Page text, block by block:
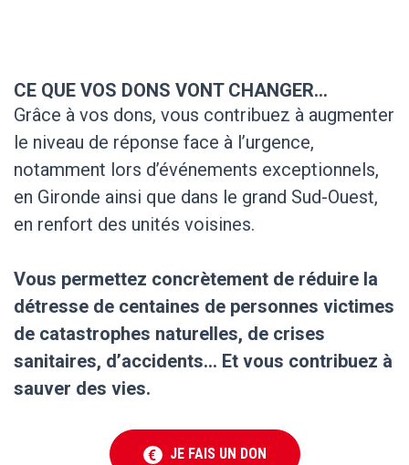
CE QUE VOS DONS VONT CHANGER...
Grâce à vos dons, vous contribuez à augmenter
le niveau de réponse face à l’urgence,
notamment lors d’événements exceptionnels,
en Gironde ainsi que dans le grand Sud-Ouest,
en renfort des unités voisines.
Vous permettez concrètement de réduire la
détresse de centaines de personnes victimes
de catastrophes naturelles, de crises
sanitaires, d’accidents… Et vous contribuez à
sauver des vies.
€ JE FAIS UN DON